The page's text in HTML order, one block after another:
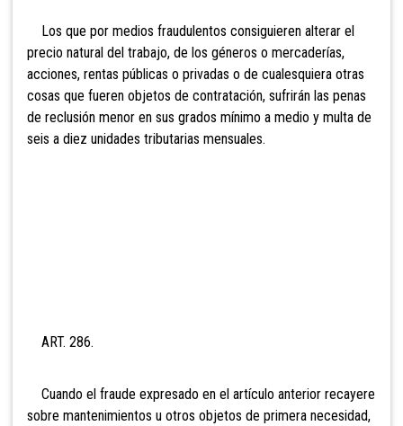
Los que por medios fraudulentos consiguieren alterar el
precio natural del trabajo, de los géneros o mercaderías,
acciones, rentas públicas o privadas o de cualesquiera otras
cosas que fueren objetos de contratación, sufrirán las penas
de reclusión menor en sus grados mínimo a medio y multa de
seis a diez unidades tributarias mensuales.
ART. 286.
Cuando el fraude expresado en el artículo anterior recayere
sobre mantenimientos u otros objetos de primera necesidad,